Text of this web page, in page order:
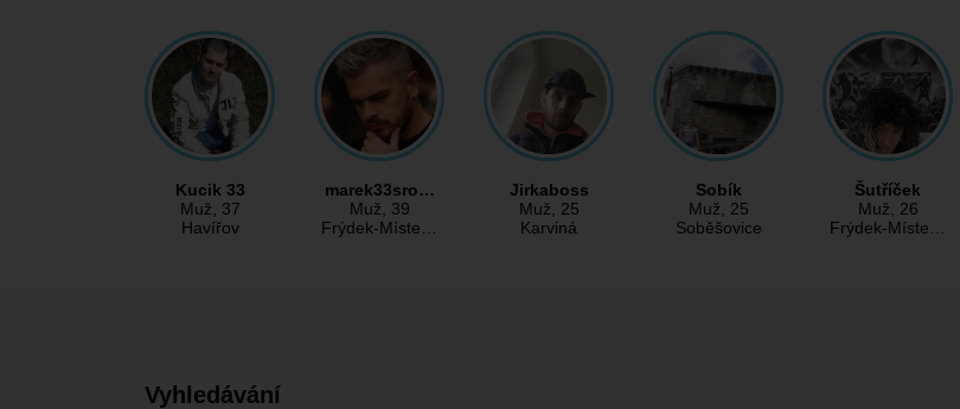
Kucik 33
Muž, 37
Havířov
marek33sro…
Muž, 39
Frýdek-Míste…
Jirkaboss
Muž, 25
Karviná
Sobík
Muž, 25
Soběšovice
Šutříček
Muž, 26
Frýdek-Míste…
Vyhledávání